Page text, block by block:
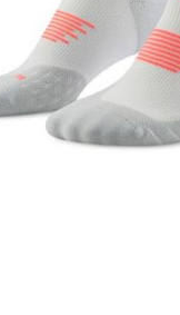
die ideale Wahl
kombinieren
und sorgt für ein
die Socken
reduzieren
sich perfekt für
Gewicht und ein